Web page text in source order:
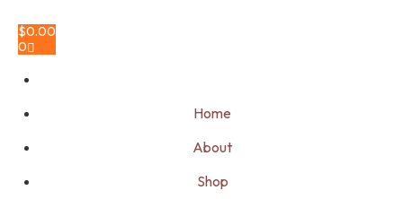
$0.00
0
Home
About
Shop